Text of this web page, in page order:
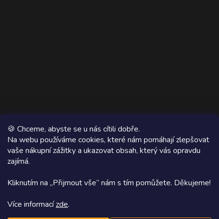
🍪 Chceme, abyste se u nás cítili dobře.
Na webu používáme cookies, které nám pomáhají zlepšovat
vaše nákupní zážitky a ukazovat obsah, který vás opravdu
zajímá.
Kliknutím na „Přijmout vše“ nám s tím pomůžete. Děkujeme!
Více informacízde.
Copyright 2026AZ WOOD
. Všechna práva vyhrazena.
Shoptetak.cz.